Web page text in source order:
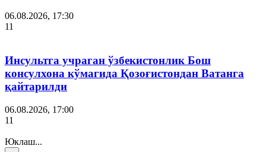
06.08.2026, 17:30
11
Инсультга учраган ўзбекистонлик Бош
консулхона кўмагида Қозоғистондан Ватанга
қайтарилди
06.08.2026, 17:00
11
Юклаш...